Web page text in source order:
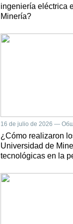
ingeniería eléctrica
Minería?
16 de julio de 2026 —
¿Cómo realizaron
Universidad de
tecnológicas en la